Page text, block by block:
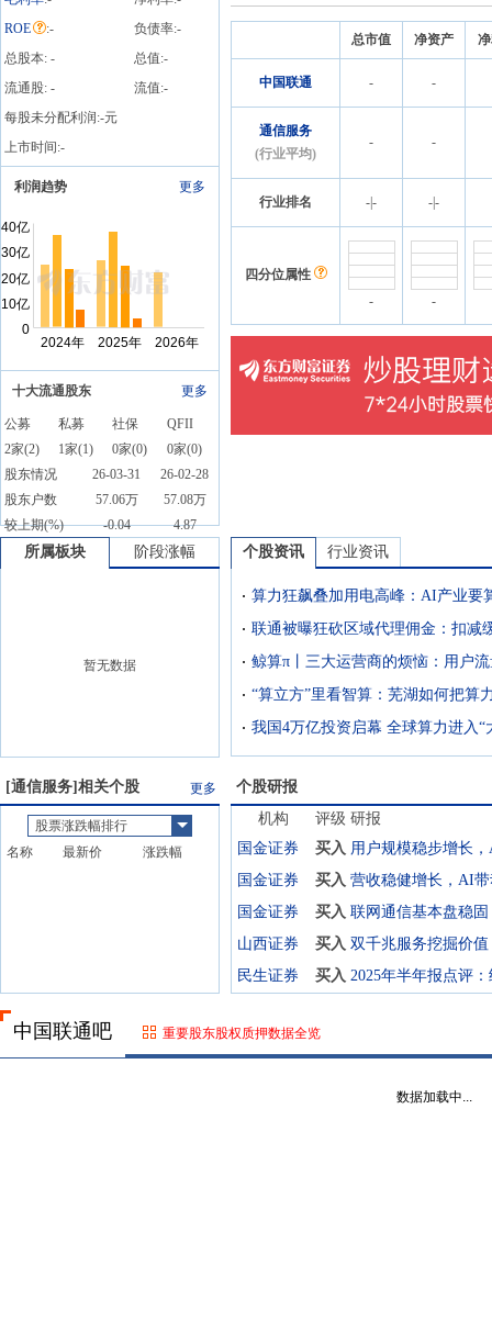
ROE
:- 负债率:-
总股本: - 总值:-
流通股: - 流值:-
每股未分配利润:-元
上市时间:-
利润趋势 更多
十大流通股东 更多
公募 私募 社保
QFII
2家(2) 1家(1) 0家(0) 0家(0)
股东情况
26-03-31
26-02-28
股东户数
57.06万
57.08万
较上期(%)
-0.04 4.87
总市值 净资产
中国联通 - -
通信服务
(行业平均)
- -
行业排名 -- --
四分位属性
-
-
所属板块 阶段涨幅
暂无数据
个股资讯 行业资讯
联通被曝狂砍区域代理佣金：扣减
我国4万亿投资启幕 全球算力进入“
[通信服务]相关个股 更多
股票涨跌幅排行
名称
最新价 涨跌幅
个股研报
机构
评级 研报
国金证券
买入 用户规模稳步增长
国金证券
买入
国金证券
买入
山西证券
买入
民生证券
买入
中国联通吧 重要股东股权质押数据全览